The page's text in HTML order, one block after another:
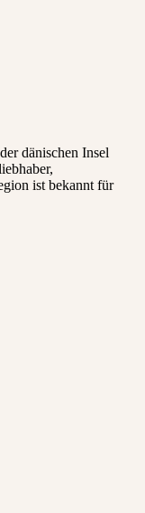
dänischen Insel
ist bekannt für